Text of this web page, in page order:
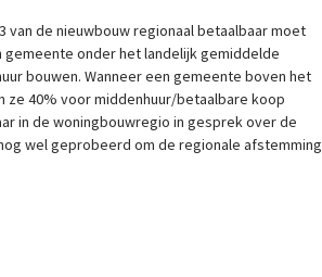
de nieuwbouw regionaal betaalbaar moet
gemeente onder het landelijk gemiddelde
bouwen. Wanneer een gemeente boven het
ze 40% voor middenhuur/betaalbare koop
in de woningbouwregio in gesprek over de
wel geprobeerd om de regionale afstemming